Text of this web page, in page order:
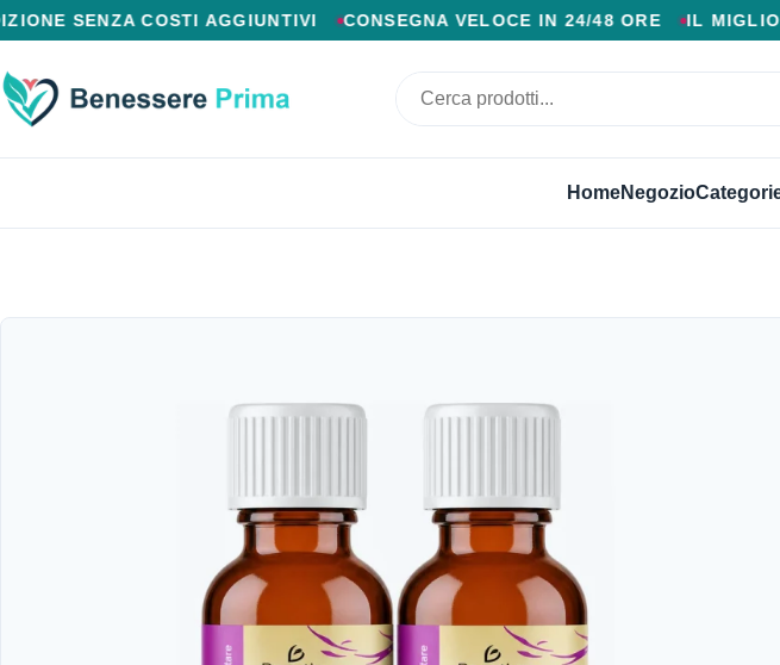
PAGAMENTO ALLA CONSEGNA, SPEDIZIONE SENZA COSTI AGGIUNTIVI,
COSTI AGGIUNTIVI CONSEGNA VELOCE IN 24/48 ORE IL MIGLIOR
HomeNegozio